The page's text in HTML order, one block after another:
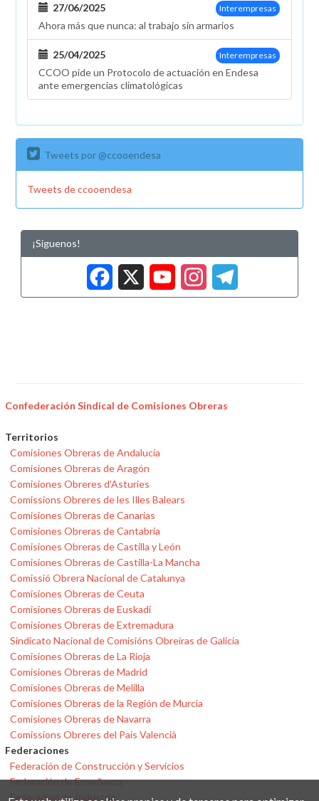
Interempresas
27/06/2025
Ahora más que nunca: al trabajo sin armarios
Interempresas
25/04/2025
CCOO pide un Protocolo de actuación en Endesa
ante emergencias climatológicas
Tweets por @ccooendesa
Tweets de ccooendesa
¡Síguenos!
Facebook
X
Confederación Sindical de Comisiones Obreras
Territorios
Comisiones Obreras de Andalucía
Comisiones Obreras de Aragón
Comisiones Obreres d'Asturies
Comissions Obreres de les Illes Balears
Comisiones Obreras de Canarias
Comisiones Obreras de Cantabria
Comisiones Obreras de Castilla y León
Comisiones Obreras de Castilla-La Mancha
Comissió Obrera Nacional de Catalunya
Comisiones Obreras de Ceuta
Comisiones Obreras de Euskadi
Comisiones Obreras de Extremadura
Sindicato Nacional de Comisións Obreiras de Galicia
Comisiones Obreras de La Rioja
Comisiones Obreras de Madrid
Comisiones Obreras de Melilla
Comisiones Obreras de la Región de Murcia
Comisiones Obreras de Navarra
Comissions Obreres del País Valencià
Federaciones
Federación de Construcción y Servicios
Federación de Enseñanza
Federación de Industria